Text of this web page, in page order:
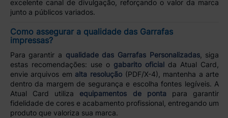
excelente canal de divulgação, reforçando o valor da marca
junto a públicos variados.
Como assegurar a qualidade das Garrafas
impressas?
Para garantir a qualidade das Garrafas Personalizadas, siga
estas recomendações: use o gabarito oficial da Atual Card,
envie arquivos em alta resolução (PDF/X-4), mantenha a arte
dentro da margem de segurança e escolha fontes legíveis. A
Atual Card utiliza equipamentos de pontapara garantir
fidelidade de cores e acabamento profissional, entregando um
produto que valoriza sua marca.